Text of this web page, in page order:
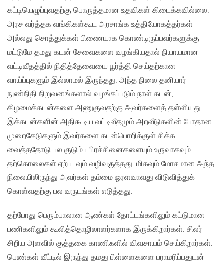
கட்டியெழுப்புவதற்கு பொருத்தமான உதவிகள் கிடைக்கவில்லை.
அரச வர்த்தக வங்கிகள்கூட அரசாங்க உத்தியோகத்தர்கள்
அல்லது சொத்துக்கள் பிணையாக கொண்டிருப்பவர்களுக்கு
மட்டுமே தமது கடன் சேவைகளை வழங்கியதால் நியாயமான
வட்டிவீதத்தில் நிதித்தேவையை பூர்த்தி செய்தற்கான
வாய்ப்புகளும் இல்லாமல் இருந்தது. அந்த நிலை தனியார்
நுண்நிதி நிறுவனங்களால் வழங்கப்படும் நாள் கடன்,
கிழமைக்கடன்களை அணுகுவதற்கு அவர்களைத் தள்ளியது.
இக்கடன்களின் அதிகூடிய வட்டிவீதமும் அறவீடுகளின் போதான
முறைகேடுகளும் இவர்களை கடன்பொறிக்குள் சிக்க
வைத்ததோடு பல குடும்ப பிரச்சினைகளையும் உருவாகவும்
தற்கொலைகள் ஏற்படவும் வழிவகுத்தது. மிகவும் மோசமான அந்த
நிலையிலிருந்து அவர்கள் தம்மை ஓரளவாவது விடுவித்துக்
கொள்வதற்கு பல வருடங்கள் எடுத்தது.
தற்போது பெரும்பாலான ஆண்கள் தோட்டங்களிலும் கட்டுமான
பணிகளிலும் கூலித்தொழிலாளர்களாக இருக்கிறார்கள். சிலர்
சிறிய அளவில் குத்தகை காணிகளில் விவசாயம் செய்கிறார்கள்.
பெண்கள் வீட்டில் இருந்து தமது பிள்ளைகளை பராமரிப்பதுடன்